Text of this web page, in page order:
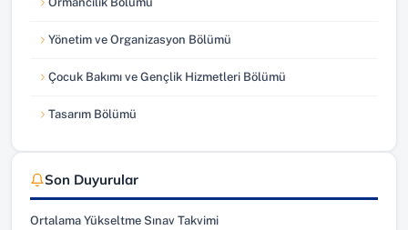
Yönetim ve Organizasyon Bölümü
Çocuk Bakımı ve Gençlik Hizmetleri Bölümü
Tasarım Bölümü
Son Duyurular
Ortalama Yükseltme Sınav Takvimi